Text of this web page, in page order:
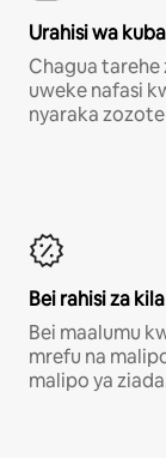
Urahisi wa
Chagua tarehe
uweke nafasi
nyaraka
Bei rahisi za
Bei maalumu
mrefu na
malipo ya